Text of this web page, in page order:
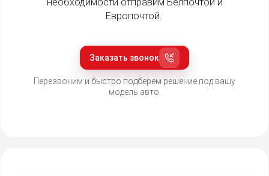
Европочтой.
Заказать звонок
Перезвоним и быстро подберем решение под вашу
модель авто.